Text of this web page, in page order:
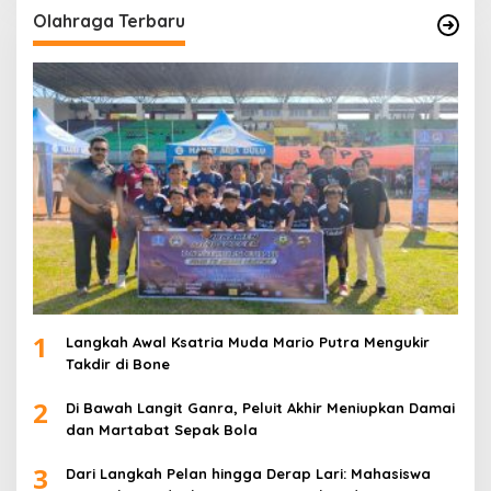
Olahraga Terbaru
1
Langkah Awal Ksatria Muda Mario Putra Mengukir
Takdir di Bone
2
Di Bawah Langit Ganra, Peluit Akhir Meniupkan Damai
dan Martabat Sepak Bola
3
Dari Langkah Pelan hingga Derap Lari: Mahasiswa